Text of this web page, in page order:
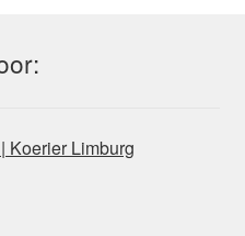
Koerier Limburg